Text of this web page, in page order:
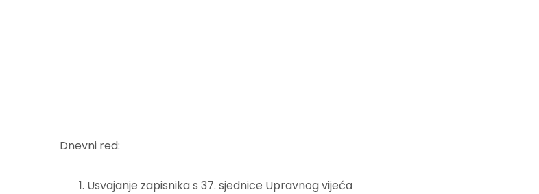
Dnevni red:
Usvajanje zapisnika s 37. sjednice Upravnog vijeća